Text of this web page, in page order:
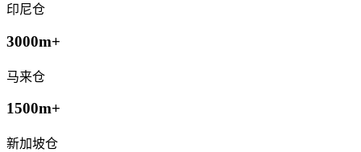
印尼仓
3000m+
马来仓
1500m+
新加坡仓